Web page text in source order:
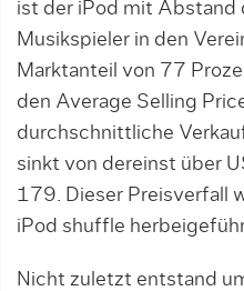
ist der iPod mit Abstand
Musikspieler in den
Marktanteil von 77
den Average Selling
durchschnittliche
sinkt von dereinst über
179. Dieser Preisverfall
iPod shuffle
Nicht zuletzt entstand